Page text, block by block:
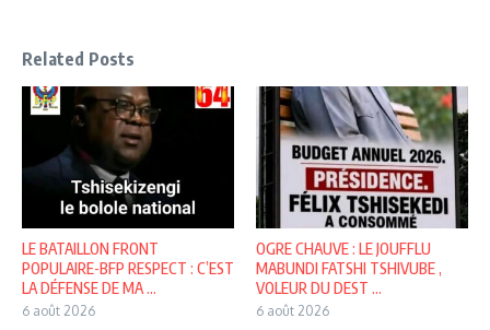
Related Posts
LE BATAILLON FRONT
POPULAIRE-BFP RESPECT : C’EST
LA DÉFENSE DE MA ...
6 août 2026
OGRE CHAUVE : LE JOUFFLU
MABUNDI FATSHI TSHIVUBE ,
VOLEUR DU DEST ...
6 août 2026